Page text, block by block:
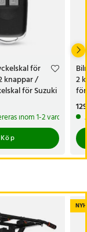
Dispatch
2013–2016
batteri och chip
för
knappar /
för Suzuki
inom 1-2 vardagar
Köp
2